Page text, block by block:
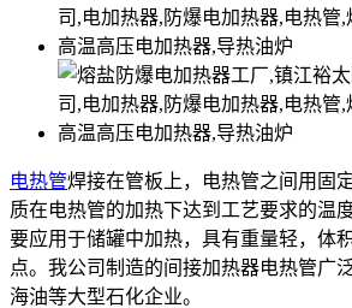
电热管焊接在管板上，电热管之间用固
质在电热管的加热下达到工艺要求的温
要应用于储罐中加热，具有重量轻，体
点。我公司制造的间接加热器电热管广
海油等大型石化企业。